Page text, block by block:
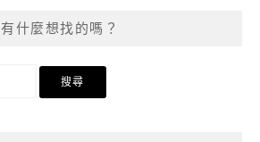
有什麼想找的嗎？